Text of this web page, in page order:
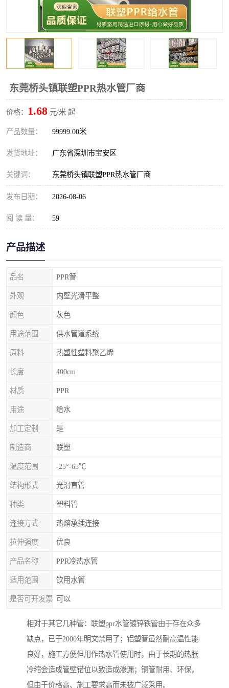
东莞桥头镇联塑PPR热水管厂商
价格： 1.68 元/米 起
产品数量： 99999.00米
发货地址： 广东省深圳市宝安区
关键词： 东莞桥头镇联塑PPR热水管厂商
发布日期： 2026-08-06
阅 读 量： 59
产品描述
品名 PPR管
外观 内壁光滑平整
颜色 灰色
用途范围 供水管道系统
原料 热塑性塑料聚乙烯
长度 400cm
材质 PPR
用途 给水
加工定制 是
制造商 联塑
温度范围 -25°-65℃
结构形式 光滑直管
种类 塑料管
连接方式 热熔承插连接
拉伸强度 优良
产品名称 PPR冷热水管
适用范围 饮用水管
是否可开发票 可以
相对于其它几种管：联塑ppr水管镀锌铁管由于存在众多
缺点，已于2000年明文禁用了；铝塑管虽然耐高温性能
良好，施工方便但用作热水管使用时，由于长期的热胀
冷缩会造成管壁错位以致造成渗漏；铜管耐用、环保，
但由于价格高、施工要求高而未被广泛采用。